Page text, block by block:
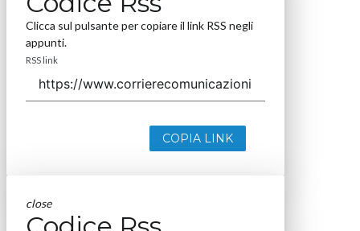
Clicca sul pulsante per copiare il link RSS negli
appunti.
RSS link
COPIA LINK
close